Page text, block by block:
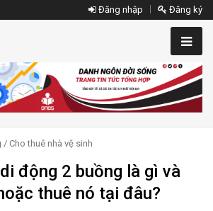
Đăng nhập Đăng ký
/ Cho thuê nhà vệ sinh
động 2 buồng là gì và
thuê nó tại đâu?